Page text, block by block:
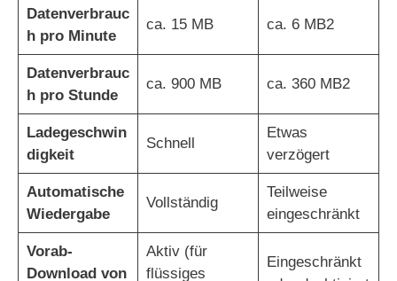
Datenverbrauc
h pro Minute
ca. 15 MB ca. 6 MB2
Datenverbrauc
h pro Stunde
ca. 900 MB ca. 360 MB2
Ladegeschwin
digkeit
Schnell
Etwas
verzögert
Automatische
Wiedergabe
Vollständig
Teilweise
eingeschränkt
Vorab-
Download von
Aktiv (für
flüssiges
Eingeschränkt